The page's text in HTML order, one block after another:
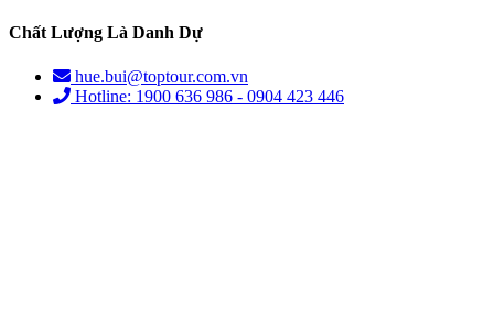
Chất Lượng Là Danh Dự
hue.bui@toptour.com.vn
Hotline: 1900 636 986 - 0904 423 446